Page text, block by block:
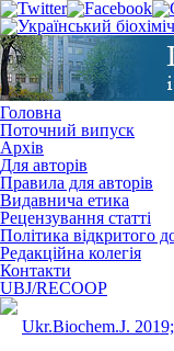
Головна
Поточний випуск
Архів
Для авторів
Правила для авторів
Видавнича етика
Рецензування статті
Політика відкритого
Редакційна колегія
Контакти
UBJ/RECOOP
Ukr.Biochem.J.